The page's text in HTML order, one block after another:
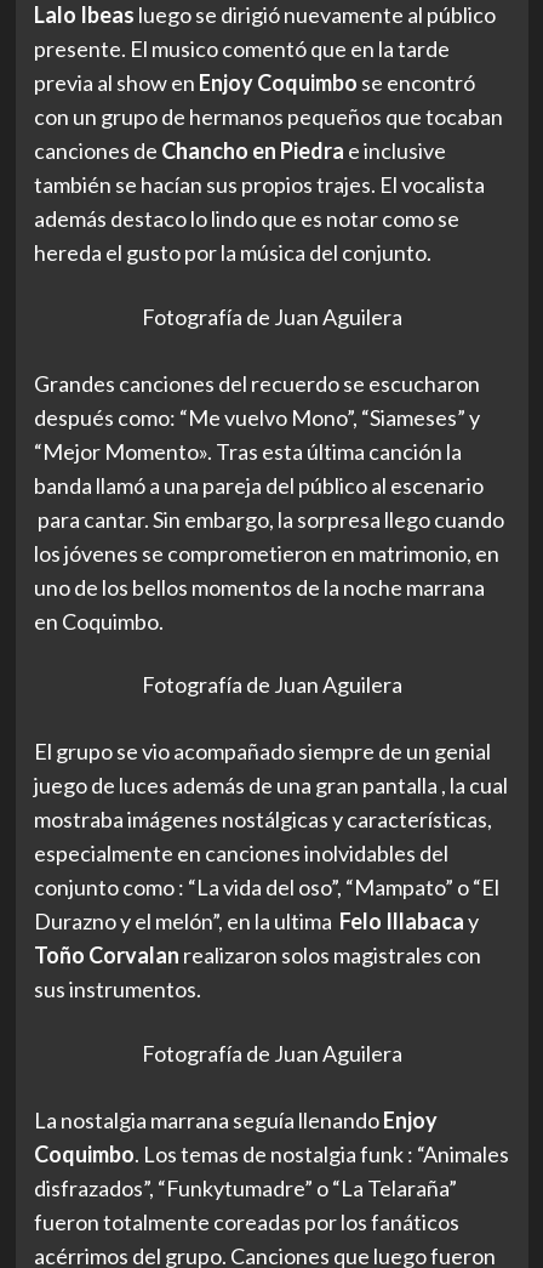
Lalo Ibeas luego se dirigió nuevamente al público
presente. El musico comentó que en la tarde
previa al show en Enjoy Coquimbo se encontró
con un grupo de hermanos pequeños que tocaban
canciones de Chancho en Piedra e inclusive
también se hacían sus propios trajes. El vocalista
además destaco lo lindo que es notar como se
hereda el gusto por la música del conjunto.
Fotografía de Juan Aguilera
Grandes canciones del recuerdo se escucharon
después como: “Me vuelvo Mono”, “Siameses” y
“Mejor Momento». Tras esta última canción la
banda llamó a una pareja del público al escenario
para cantar. Sin embargo, la sorpresa llego cuando
los jóvenes se comprometieron en matrimonio, en
uno de los bellos momentos de la noche marrana
en Coquimbo.
Fotografía de Juan Aguilera
El grupo se vio acompañado siempre de un genial
juego de luces además de una gran pantalla , la cual
mostraba imágenes nostálgicas y características,
especialmente en canciones inolvidables del
conjunto como : “La vida del oso”, “Mampato” o “El
Durazno y el melón”, en la ultima Felo Illabacay
Toño Corvalan realizaron solos magistrales con
sus instrumentos.
Fotografía de Juan Aguilera
La nostalgia marrana seguía llenandoEnjoy
Coquimbo. Los temas de nostalgia funk : “Animales
disfrazados”, “Funkytumadre” o “La Telaraña”
fueron totalmente coreadas por los fanáticos
acérrimos del grupo. Canciones que luego fueron